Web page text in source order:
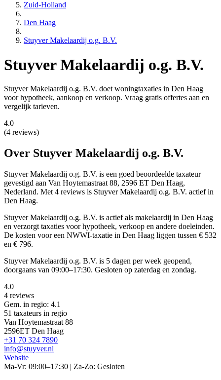
Zuid-Holland
Den Haag
Stuyver Makelaardij o.g. B.V.
Stuyver Makelaardij o.g. B.V.
Stuyver Makelaardij o.g. B.V. doet woningtaxaties in Den Haag
voor hypotheek, aankoop en verkoop. Vraag gratis offertes aan en
vergelijk tarieven.
4.0
(4 reviews)
Over Stuyver Makelaardij o.g. B.V.
Stuyver Makelaardij o.g. B.V. is een goed beoordeelde taxateur
gevestigd aan Van Hoytemastraat 88, 2596 ET Den Haag,
Nederland. Met 4 reviews is Stuyver Makelaardij o.g. B.V. actief in
Den Haag.
Stuyver Makelaardij o.g. B.V. is actief als makelaardij in Den Haag
en verzorgt taxaties voor hypotheek, verkoop en andere doeleinden.
De kosten voor een NWWI-taxatie in Den Haag liggen tussen € 532
en € 796.
Stuyver Makelaardij o.g. B.V. is 5 dagen per week geopend,
doorgaans van 09:00–17:30. Gesloten op zaterdag en zondag.
4.0
4 reviews
Gem. in regio: 4.1
51 taxateurs in regio
Van Hoytemastraat 88
2596ET Den Haag
+31 70 324 7890
info@stuyver.nl
Website
Ma-Vr: 09:00–17:30 | Za-Zo: Gesloten